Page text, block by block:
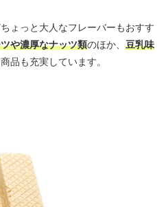
ょっと大人なフレーバーもおすす
や濃厚なナッツ類のほか、 豆乳味
品も充実しています。